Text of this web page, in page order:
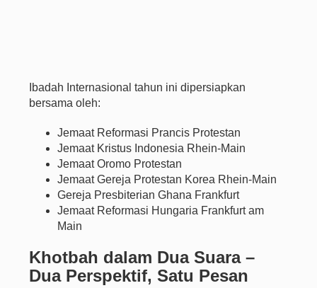
Ibadah Internasional tahun ini dipersiapkan
bersama oleh:
Jemaat Reformasi Prancis Protestan
Jemaat Kristus Indonesia Rhein-Main
Jemaat Oromo Protestan
Jemaat Gereja Protestan Korea Rhein-Main
Gereja Presbiterian Ghana Frankfurt
Jemaat Reformasi Hungaria Frankfurt am
Main
Khotbah dalam Dua Suara –
Dua Perspektif, Satu Pesan